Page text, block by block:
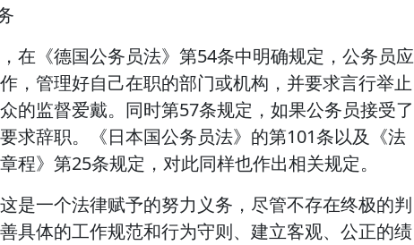
在《德国公务员法》第54条中明确规定，公务员应
，管理好自己在职的部门或机构，并要求言行举止
的监督爱戴。同时第57条规定，如果公务员接受了
求辞职。《日本国公务员法》的第101条以及《法
程》第25条规定，对此同样也作出相关规定。
是一个法律赋予的努力义务，尽管不存在终极的判
具体的工作规范和行为守则、建立客观、公正的绩